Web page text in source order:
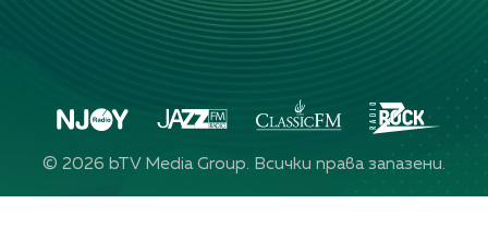
© 2026 bTV Media Group. Всички права запазени.